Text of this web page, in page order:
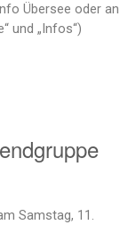
Übersee oder an
und „Infos“)
Samstag, 11.